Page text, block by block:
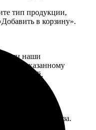
тип продукции,
в корзину».
наши
по указанному
деталей.
с описанием заказа.